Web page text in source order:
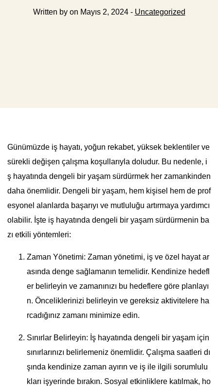
Written by on Mayıs 2, 2024 - Uncategorized
Günümüzde iş hayatı, yoğun rekabet, yüksek beklentiler ve
sürekli değişen çalışma koşullarıyla doludur. Bu nedenle, i
ş hayatında dengeli bir yaşam sürdürmek her zamankinden
daha önemlidir. Dengeli bir yaşam, hem kişisel hem de prof
esyonel alanlarda başarıyı ve mutluluğu artırmaya yardımcı
olabilir. İşte iş hayatında dengeli bir yaşam sürdürmenin ba
zı etkili yöntemleri:
Zaman Yönetimi: Zaman yönetimi, iş ve özel hayat ar
asında denge sağlamanın temelidir. Kendinize hedefl
er belirleyin ve zamanınızı bu hedeflere göre planlayı
n. Önceliklerinizi belirleyin ve gereksiz aktivitelere ha
rcadığınız zamanı minimize edin.
Sınırlar Belirleyin: İş hayatında dengeli bir yaşam için
sınırlarınızı belirlemeniz önemlidir. Çalışma saatleri dı
şında kendinize zaman ayırın ve iş ile ilgili sorumlulu
kları işyerinde bırakın. Sosyal etkinliklere katılmak, ho